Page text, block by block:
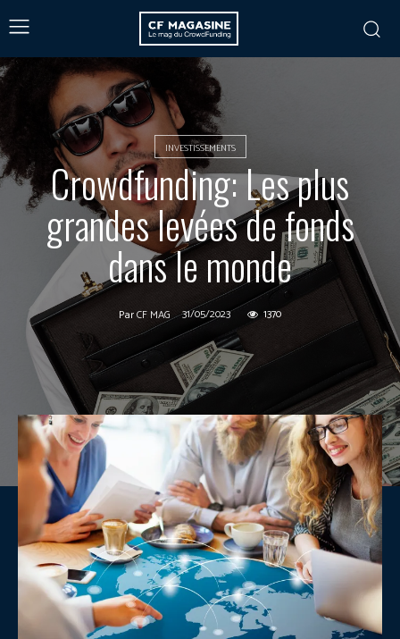
INVESTISSEMENTS
Crowdfunding: Les plus
grandes levées de fonds
dans le monde
ParCF MAG 31/05/2023 1370